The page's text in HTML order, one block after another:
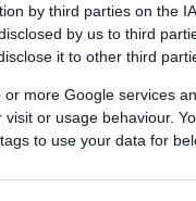
by third parties on the
by us to third
it to other third
more Google services
or usage behaviour.
to use your data for